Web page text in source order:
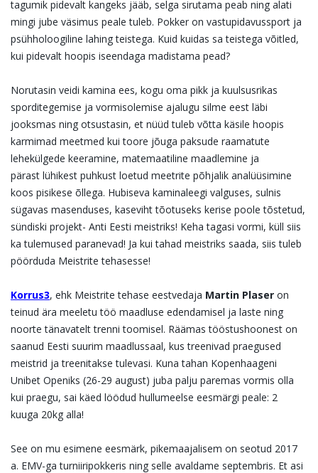
tagumik pidevalt kangeks jääb, selga sirutama peab ning alati
mingi jube väsimus peale tuleb. Pokker on vastupidavussport ja
psühholoogiline lahing teistega. Kuid kuidas sateistega võitled,
kui pidevalt hoopis iseendaga madistama pead?
Norutasin veidi kamina ees, kogu oma pikk ja kuulsusrikas
sporditegemise ja vormisolemise ajalugu silme eest läbi
jooksmas ning otsustasin, et nüüd tuleb võtta käsile hoopis
karmimad meetmed kuitoore jõuga paksude raamatute
lehekülgede keeramine, matemaatiline maadlemine ja
pärast lühikest puhkust loetud meetrite põhjalik analüüsimine
koos pisikese õllega. Hubiseva kaminaleegi valguses, sulnis
sügavas masenduses, kaseviht tõotuseks kerise poole tõstetud,
sündiski projekt- Anti Eesti meistriks! Keha tagasi vormi, küll siis
ka tulemused paranevad! Ja kui tahad meistriks saada, siistuleb
pöörduda Meistrite tehasesse!
Korrus3, ehk Meistrite tehase eestvedaja Martin Plaser on
teinud ära meeletu töö maadluse edendamisel ja laste ning
noorte tänavatelt trenni toomisel. Räämas tööstushoonest on
saanud Eesti suurim maadlussaal, kus treenivad praegused
meistrid ja treenitakse tulevasi. Kuna tahan Kopenhaageni
Unibet Openiks (26-29 august) juba palju paremas vormis olla
kui praegu, sai käed löödud hullumeelse eesmärgi peale: 2
kuuga 20kg alla!
See on mu esimene eesmärk, pikemaajalisem on seotud 2017
a. EMV-ga turniiripokkeris ning selle avaldame septembris. Et asi